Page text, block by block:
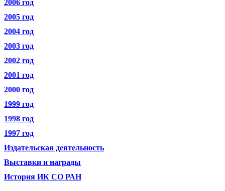
2006 год
2005 год
2004 год
2003 год
2002 год
2001 год
2000 год
1999 год
1998 год
1997 год
Издательская деятельность
Выставки и награды
История ИК СО РАН